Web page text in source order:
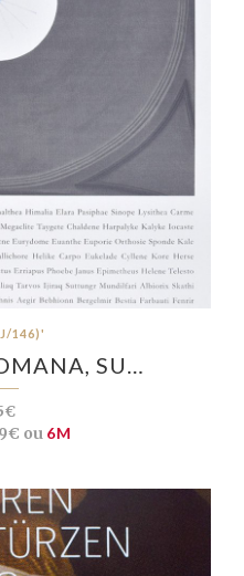
146)'
SU…
ou 6M